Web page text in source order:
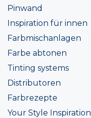
Pinwand
Inspiration für innen
Farbmischanlagen
Farbe abtonen
Tinting systems
Distributoren
Farbrezepte
Your Style Inspiration